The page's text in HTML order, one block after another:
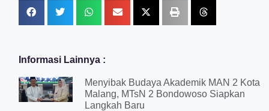
Informasi Lainnya :
Menyibak Budaya Akademik MAN 2 Kota
Malang, MTsN 2 Bondowoso Siapkan
Langkah Baru